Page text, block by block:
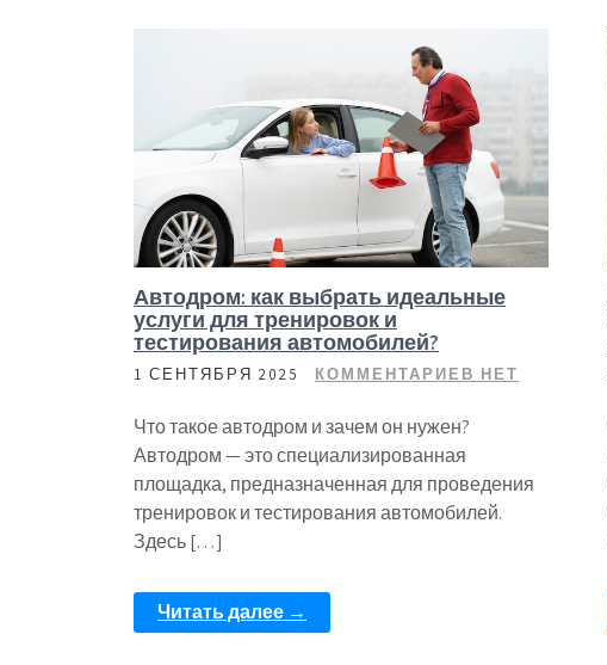
Автодром: как выбрать идеальные
услуги для тренировок и
тестирования автомобилей?
1 СЕНТЯБРЯ 2025 КОММЕНТАРИЕВ НЕТ
Что такое автодром и зачем он нужен?
Автодром — это специализированная
площадка, предназначенная для проведения
тренировок и тестирования автомобилей.
Здесь […]
Читать далее →